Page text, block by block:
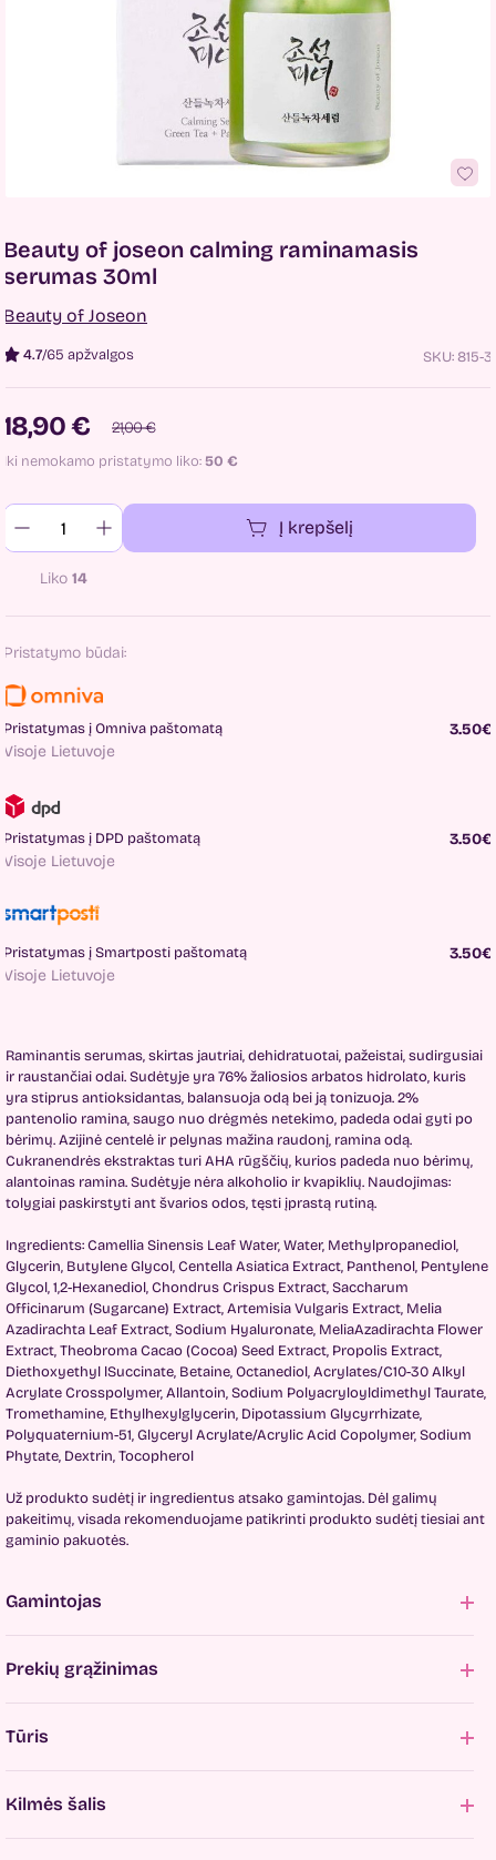
Beauty of joseon calming raminamasis
serumas 30ml
Beauty of Joseon
4.7/65 apžvalgos SKU: 815-3
18,90 € 21,00 €
Iki nemokamo pristatymo liko:50 €
Į krepšelį
Liko 14
Pristatymo būdai:
Pristatymas į Omniva paštomatą
Visoje Lietuvoje
3.50€
Pristatymas į DPD paštomatą
Visoje Lietuvoje
3.50€
Pristatymas į Smartposti paštomatą
Visoje Lietuvoje
3.50€
Raminantis serumas, skirtas jautriai, dehidratuotai, pažeistai, sudirgusiai
ir raustančiai odai. Sudėtyje yra 76% žaliosios arbatos hidrolato, kuris
yra stiprus antioksidantas, balansuoja odą bei ją tonizuoja. 2%
pantenolio ramina, saugo nuo drėgmės netekimo, padeda odai gyti po
bėrimų. Azijinė centelė ir pelynas mažina raudonį, ramina odą.
Cukranendrės ekstraktas turi AHA rūgščių, kurios padeda nuo bėrimų,
alantoinas ramina. Sudėtyje nėra alkoholio ir kvapiklių. Naudojimas:
tolygiai paskirstyti ant švarios odos, tęsti įprastą rutiną.
Ingredients: Camellia Sinensis Leaf Water, Water, Methylpropanediol,
Glycerin, Butylene Glycol, Centella Asiatica Extract, Panthenol, Pentylene
Glycol, 1,2-Hexanediol, Chondrus Crispus Extract, Saccharum
Officinarum (Sugarcane) Extract, Artemisia Vulgaris Extract, Melia
Azadirachta Leaf Extract, Sodium Hyaluronate, MeliaAzadirachta Flower
Extract, Theobroma Cacao (Cocoa) Seed Extract, Propolis Extract,
Diethoxyethyl lSuccinate, Betaine, Octаnediol, Acrylates/C10-30 Alkyl
Acrylate Crosspolymer, Allantoin, Sodium Polyacryloyldimethyl Taurate,
Tromethaminе, Ethylhexylglycerin, Dipotassium Glycyrrhizate,
Polyquaternium-51, Glyceryl Acrylate/Acrylic Acid Copolymer, Sodium
Phytate, Dextrin, Tocopherol
Už produkto sudėtį ir ingredientus atsako gamintojas. Dėl galimų
pakeitimų, visada rekomenduojame patikrinti produkto sudėtį tiesiai ant
gaminio pakuotės.
Gamintojas
Prekių grąžinimas
Tūris
Kilmės šalis